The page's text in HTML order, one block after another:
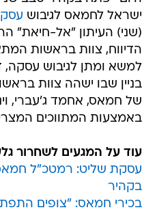
ישראל לחמאס לגיבוש
(שני) העיתון "אל-חיאת"
הדיווח, צוות בראשות
למשא ומתן לגיבוש עסקה,
בניין שבו ישהה צוות
של חמאס, אחמד ג'עברי,
באמצעות המתווכים
עוד על המגעים לשחרור
עסקת שליט: רמטכ"ל
בקהיר
בכירי חמאס: "צופים